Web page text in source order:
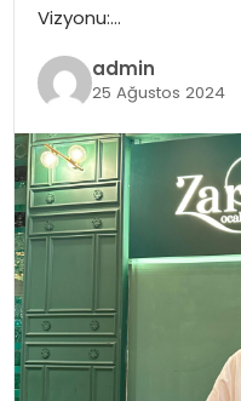
Vizyonu:…
admin
25 Ağustos 2024